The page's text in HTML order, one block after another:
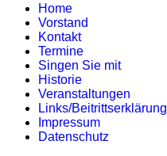
Home
Vorstand
Kontakt
Termine
Singen Sie mit
Historie
Veranstaltungen
Links/Beitrittserklärung
Impressum
Datenschutz